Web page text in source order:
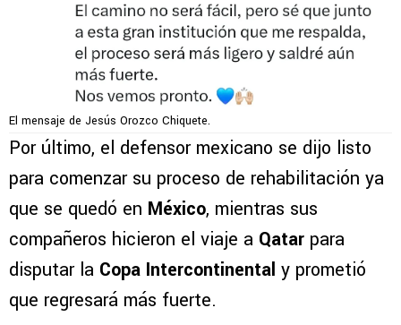
El mensaje de Jesús Orozco Chiquete.
Por último, el defensor mexicano se dijo listo
para comenzar su proceso de rehabilitación ya
que se quedó en México, mientras sus
compañeros hicieron el viaje a Qatar para
disputar la Copa Intercontinental y prometió
que regresará más fuerte.